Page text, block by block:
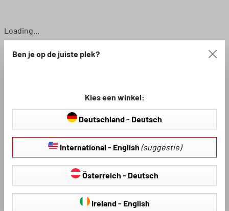
Loading...
BESCHIKBARE DOWNLOADS
BEOORDELINGEN
Ben je op de juiste plek?
Kies een winkel:
Deutschland - Deutsch
International - English (suggestie)
Österreich - Deutsch
Ireland - English